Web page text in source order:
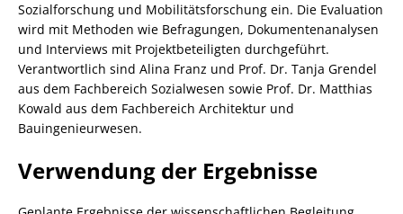
Sozialforschung und Mobilitätsforschung ein. Die Evaluation
wird mit Methoden wie Befragungen, Dokumentenanalysen
und Interviews mit Projektbeteiligten durchgeführt.
Verantwortlich sind Alina Franz und Prof. Dr. Tanja Grendel
aus dem Fachbereich Sozialwesen sowie Prof. Dr. Matthias
Kowald aus dem Fachbereich Architektur und
Bauingenieurwesen.
Verwendung der Ergebnisse